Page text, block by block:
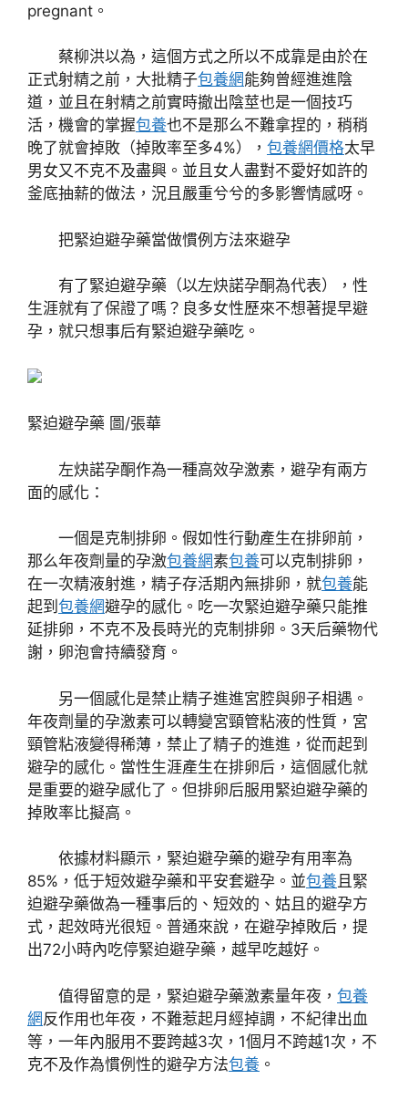
pregnant。
蔡柳洪以為，這個方式之所以不成靠是由於在
正式射精之前，大批精子包養網能夠曾經進進陰
道，並且在射精之前實時撤出陰莖也是一個技巧
活，機會的掌握包養也不是那么不難拿捏的，稍稍
晚了就會掉敗（掉敗率至多4%）， 包養網價格太早
男女又不克不及盡興。並且女人盡對不愛好如許的
釜底抽薪的做法，況且嚴重兮兮的多影響情感呀。
把緊迫避孕藥當做慣例方法來避孕
有了緊迫避孕藥（以左炔諾孕酮為代表），性
生涯就有了保證了嗎？良多女性歷來不想著提早避
孕，就只想事后有緊迫避孕藥吃。
緊迫避孕藥 圖/張華
左炔諾孕酮作為一種高效孕激素，避孕有兩方
面的感化：
一個是克制排卵。假如性行動產生在排卵前，
那么年夜劑量的孕激包養網素包養可以克制排卵，
在一次精液射進，精子存活期內無排卵，就包養能
起到 包養網避孕的感化。吃一次緊迫避孕藥只能推
延排卵，不克不及長時光的克制排卵。3天后藥物代
謝，卵泡會持續發育。
另一個感化是禁止精子進進宮腔與卵子相遇。
年夜劑量的孕激素可以轉變宮頸管粘液的性質，宮
頸管粘液變得稀薄，禁止了精子的進進，從而起到
避孕的感化。當性生涯產生在排卵后，這個感化就
是重要的避孕感化了。但排卵后服用緊迫避孕藥的
掉敗率比擬高。
依據材料顯示，緊迫避孕藥的避孕有用率為
85%，低于短效避孕藥和平安套避孕。並包養且緊
迫避孕藥做為一種事后的、短效的、姑且的避孕方
式，起效時光很短。普通來說，在避孕掉敗后，提
出72小時內吃停緊迫避孕藥，越早吃越好。
值得留意的是，緊迫避孕藥激素量年夜， 包養
網 反作用也年夜，不難惹起月經掉調，不紀律出血
等，一年內服用不要跨越3次，1個月不跨越1次，不
克不及作為慣例性的避孕方法包養 。